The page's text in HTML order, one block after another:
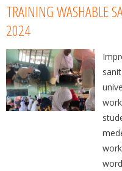
TRAINING WASHABLE
2024